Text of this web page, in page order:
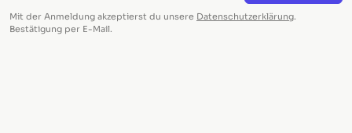
Mit der Anmeldung akzeptierst du unsere Datenschutzerklärung.
Bestätigung per E-Mail.